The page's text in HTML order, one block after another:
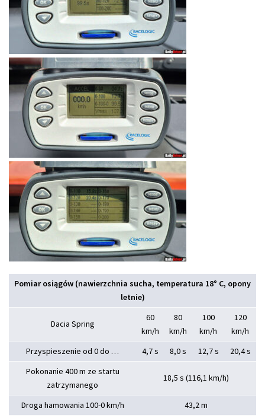
Pomiar osiągów (nawierzchnia sucha, temperatura 18° C, opony
letnie)
Dacia Spring
60
km/h
80
km/h
100
km/h
120
km/h
Przyspieszenie od 0 do …
4,7 s 8,0 s 12,7 s
20,4 s
Pokonanie 400 m ze startu
zatrzymanego
18,5 s (116,1 km/h)
Droga hamowania 100-0 km/h 43,2 m